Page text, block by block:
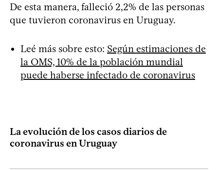
De esta manera, falleció 2,2% de las personas
que tuvieron coronavirus en Uruguay.
Leé más sobre esto: Según estimaciones de
la OMS, 10% de la población mundial
puede haberse infectado de coronavirus
La evolución de los casos diarios de
coronavirus en Uruguay